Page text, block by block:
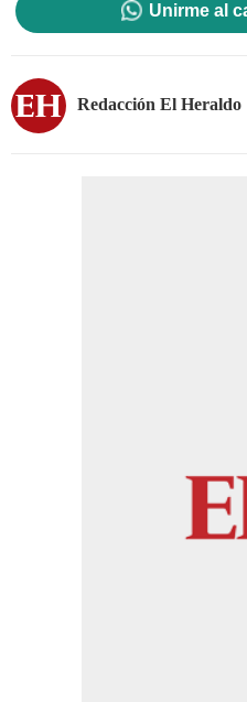
Unirme al
Redacción El Heraldo